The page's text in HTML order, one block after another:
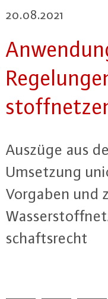
20.08.2021
Auszüge aus
Umsetzung
Vorgaben und
schafts­recht